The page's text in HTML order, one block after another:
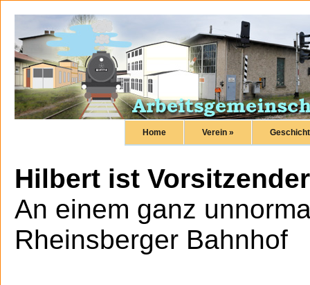
Home Verein »
Hilbert ist Vorsitzender
An einem ganz
Rheinsberger Bahnhof